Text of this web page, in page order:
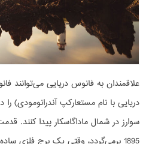
علاقمندان به فانوس دریایی می‌توانند
سوارز در شمال ماداگاسکار پیدا کنند.